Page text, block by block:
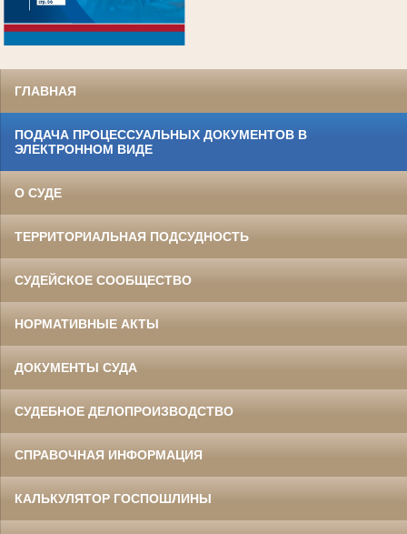
ГЛАВНАЯ
ПОДАЧА ПРОЦЕССУАЛЬНЫХ ДОКУМЕНТОВ В
ЭЛЕКТРОННОМ ВИДЕ
О СУДЕ
ТЕРРИТОРИАЛЬНАЯ ПОДСУДНОСТЬ
СУДЕЙСКОЕ СООБЩЕСТВО
НОРМАТИВНЫЕ АКТЫ
ДОКУМЕНТЫ СУДА
СУДЕБНОЕ ДЕЛОПРОИЗВОДСТВО
СПРАВОЧНАЯ ИНФОРМАЦИЯ
КАЛЬКУЛЯТОР ГОСПОШЛИНЫ